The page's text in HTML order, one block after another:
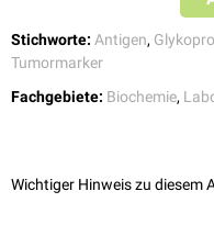
Stichworte: Antigen,
Tumormarker
Fachgebiete: Biochemie,
Wichtiger Hinweis zu diesem